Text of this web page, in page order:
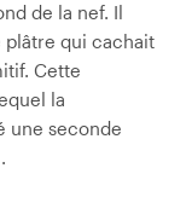
de la nef. Il
plâtre qui cachait
Cette
la
une seconde